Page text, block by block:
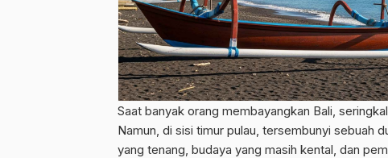
Saat banyak orang membayangkan Bali,
Namun, di sisi timur pulau, tersembunyi sebuah
yang tenang, budaya yang masih kental, dan